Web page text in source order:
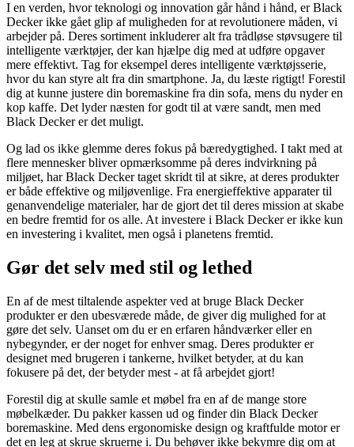
I en verden, hvor teknologi og innovation går hånd i hånd, er Black
Decker ikke gået glip af muligheden for at revolutionere måden, vi
arbejder på. Deres sortiment inkluderer alt fra trådløse støvsugere til
intelligente værktøjer, der kan hjælpe dig med at udføre opgaver
mere effektivt. Tag for eksempel deres intelligente værktøjsserie,
hvor du kan styre alt fra din smartphone. Ja, du læste rigtigt! Forestil
dig at kunne justere din boremaskine fra din sofa, mens du nyder en
kop kaffe. Det lyder næsten for godt til at være sandt, men med
Black Decker er det muligt.
Og lad os ikke glemme deres fokus på bæredygtighed. I takt med at
flere mennesker bliver opmærksomme på deres indvirkning på
miljøet, har Black Decker taget skridt til at sikre, at deres produkter
er både effektive og miljøvenlige. Fra energieffektive apparater til
genanvendelige materialer, har de gjort det til deres mission at skabe
en bedre fremtid for os alle. At investere i Black Decker er ikke kun
en investering i kvalitet, men også i planetens fremtid.
Gør det selv med stil og lethed
En af de mest tiltalende aspekter ved at bruge Black Decker
produkter er den ubesværede måde, de giver dig mulighed for at
gøre det selv. Uanset om du er en erfaren håndværker eller en
nybegynder, er der noget for enhver smag. Deres produkter er
designet med brugeren i tankerne, hvilket betyder, at du kan
fokusere på det, der betyder mest - at få arbejdet gjort!
Forestil dig at skulle samle et møbel fra en af de mange store
møbelkæder. Du pakker kassen ud og finder din Black Decker
boremaskine. Med dens ergonomiske design og kraftfulde motor er
det en leg at skrue skruerne i. Du behøver ikke bekymre dig om at